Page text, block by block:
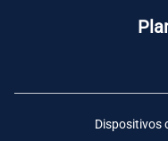
Dispositivos